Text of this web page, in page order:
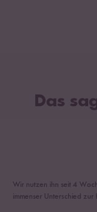
Das
Wir nutzen ihn seit 4
immenser Unterschied zur